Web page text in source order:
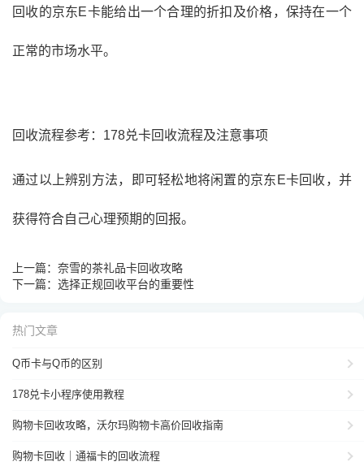
回收的京东E卡能给出一个合理的折扣及价格，保持在一个
正常的市场水平。
回收流程参考： 178兑卡回收流程及注意事项
通过以上辨别方法，即可轻松地将闲置的京东E卡回收，并
获得符合自己心理预期的回报。
上一篇： 奈雪的茶礼品卡回收攻略
下一篇： 选择正规回收平台的重要性
热门文章
Q币卡与Q币的区别
178兑卡小程序使用教程
购物卡回收攻略，沃尔玛购物卡高价回收指南
购物卡回收｜通福卡的回收流程